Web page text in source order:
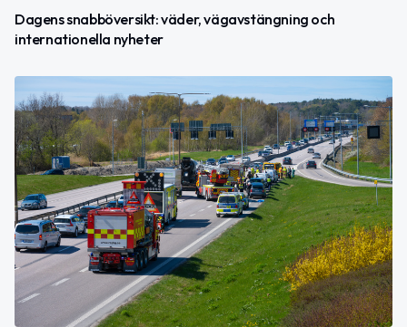
Dagens snabböversikt: väder, vägavstängning och
internationella nyheter